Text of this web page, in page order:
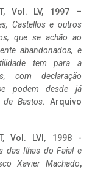
Vol. LV, 1997 –
Castellos e outros
que se achão ao
abandonados, e
tem para a
com declaração
podem desde já
de Bastos. Arquivo
Vol. LVI, 1998 -
das Ilhas do Faial e
Xavier Machado,